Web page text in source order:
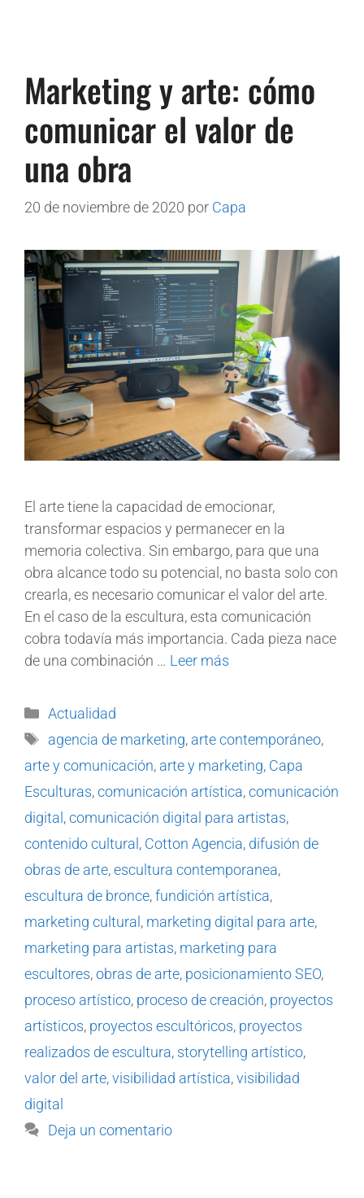
Marketing y arte: cómo
comunicar el valor de
una obra
20 de noviembre de 2020 por Capa
El arte tiene la capacidad de emocionar,
transformar espacios y permanecer en la
memoria colectiva. Sin embargo, para que una
obra alcance todo su potencial, no basta solo con
crearla, es necesario comunicar el valor del arte.
En el caso de la escultura, esta comunicación
cobra todavía más importancia. Cada pieza nace
de una combinación … Leer más
Actualidad
agencia de marketing, arte contemporáneo,
arte y comunicación, arte y marketing, Capa
Esculturas,comunicación artística,comunicación
digital ,comunicación digital para artistas,
contenido cultural , Cotton Agencia, difusión de
obras de arte,escultura contemporanea,
escultura de bronce,fundición artística,
marketing cultural , marketing digital para arte,
marketing para artistas, marketing para
escultores,obras de arte, posicionamiento SEO,
proceso artístico, proceso de creación, proyectos
artísticos, proyectos escultóricos, proyectos
realizados de escultura, storytelling artístico,
valor del arte,visibilidad artística,visibilidad
digital
Deja un comentario